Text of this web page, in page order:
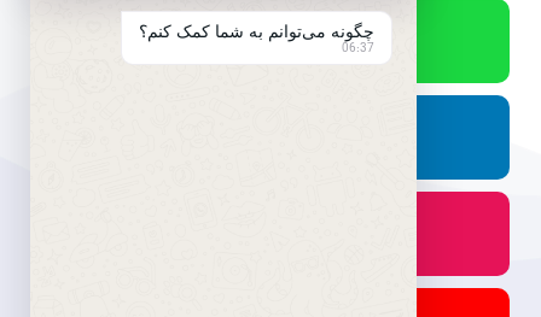
چگونه می‌توانم به شما کمک کنم؟
06:37